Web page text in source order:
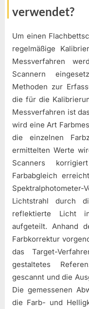
verwendet?
Um einen
regelmäßige
Messverfahren
Scannern
Methoden zur
die für die
Messverfahren ist
wird eine Art
die einzelnen
ermittelten Werte
Scanners
Farbabgleich
Lichtstrahl durch
reflektierte Licht
aufgeteilt. Anhand
Farbkorrektur
das Target-
gestaltetes
gescannt und die
Die gemessenen
die Farb- und